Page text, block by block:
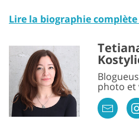
Lire la biographie complète
photo et